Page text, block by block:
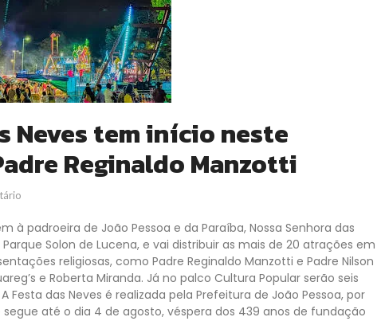
Neves tem início neste
Reginaldo Manzotti
à padroeira de João Pessoa e da Paraíba, Nossa Senhora das
Solon de Lucena, e vai distribuir as mais de 20 atrações em
religiosas, como Padre Reginaldo Manzotti e Padre Nilson
e Roberta Miranda. Já no palco Cultura Popular serão seis
Festa das Neves é realizada pela Prefeitura de João Pessoa, por
até o dia 4 de agosto, véspera dos 439 anos de fundação